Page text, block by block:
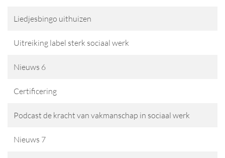
Liedjesbingo uithuizen
Uitreiking label sterk sociaal werk
Nieuws 6
Certificering
Podcast de kracht van vakmanschap in sociaal werk
Nieuws 7